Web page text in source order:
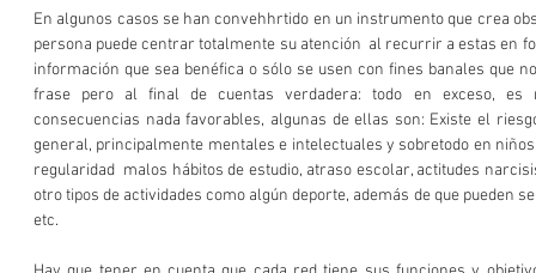
En algunos casos se han convehhrtido en un instrumento que crea
persona puede centrar totalmente su atención  al recurrir a estas en
información que sea benéfica o sólo se usen con fines banales que
frase pero al final de cuentas verdadera: todo en exceso, es
consecuencias nada favorables, algunas de ellas son: Existe el
general, principalmente mentales e intelectuales y sobretodo en
regularidad  malos hábitos de estudio, atraso escolar, actitudes
otro tipos de actividades como algún deporte, además de que pueden
etc.